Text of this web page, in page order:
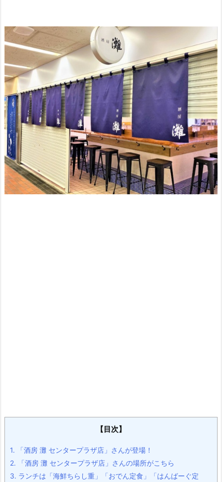
【目次】
1. 「酒房 灘 センタープラザ店」さんが登場！
2. 「酒房 灘 センタープラザ店」さんの場所がこちら
3. ランチは「海鮮ちらし重」「おでん定食」「はんばーぐ定